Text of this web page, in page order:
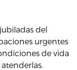
del
urgentes
de vida